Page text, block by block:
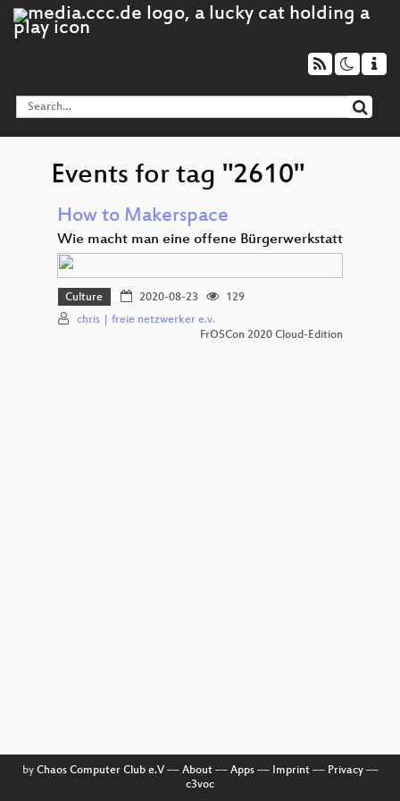
Events for tag "2610"
How to Makerspace
Wie macht man eine offene Bürgerwerkstatt
Culture 2020-08-23
129
chris | freie netzwerker e.v.
FrOSCon 2020 Cloud-Edition
by Chaos Computer Club e.V–– About–– Apps–– Imprint–– Privacy––
c3voc